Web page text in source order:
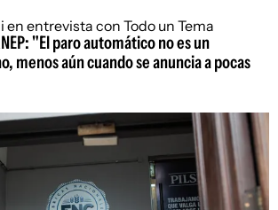
"El paro automático no es un
menos aún cuando se anuncia a pocas